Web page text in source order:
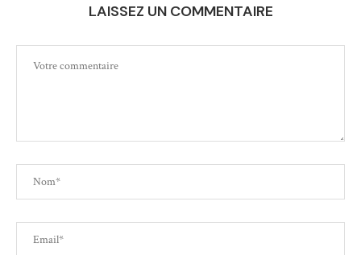
LAISSEZ UN COMMENTAIRE